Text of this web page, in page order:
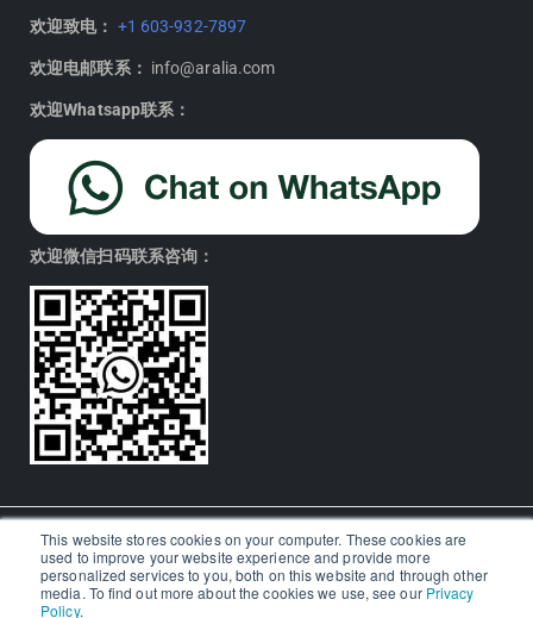
This website stores cookies on your computer. These cookies are
used to improve your website experience and provide more
personalized services to you, both on this website and through other
media. To find out more about the cookies we use, see our Privacy
Policy.
欢迎致电： +1 603-932-7897
欢迎电邮联系： info@aralia.com
欢迎Whatsapp联系：
欢迎微信扫码联系咨询：
© Aralia Education Technology 2026. All rights reserved.